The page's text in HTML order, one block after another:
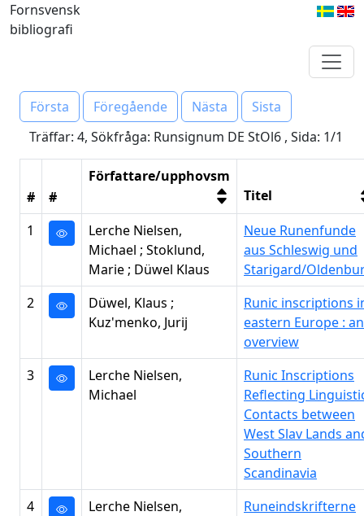
Fornsvensk
bibliografi
Första Föregående Nästa
Sista
Träffar: 4, Sökfråga: Runsignum DE StOl6 , Sida: 1/1
# #
Författare/upphovsm
Titel
1
Lerche Nielsen,
Michael ; Stoklund,
Marie ; Düwel Klaus
Neue Runenfunde
aus Schleswig und
Starigard/
2
Düwel, Klaus ;
Kuz'menko, Jurij
Runic inscriptions
eastern Europe : an
overview
3
Lerche Nielsen,
Michael
Runic Inscriptions
Reflecting
Contacts between
West Slav Lands
Southern
Scandinavia
4
Lerche Nielsen,
Runeindskrifterne